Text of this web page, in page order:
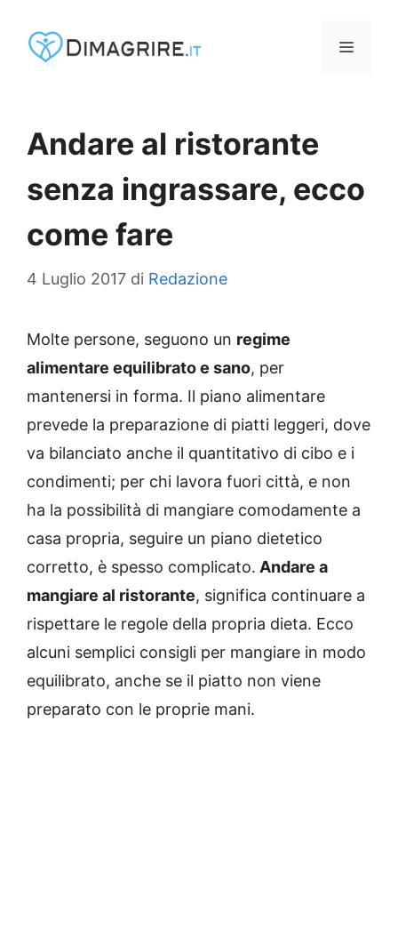
MENU
Andare al ristorante
senza ingrassare, ecco
come fare
4 Luglio 2017 di Redazione
Molte persone, seguono un regime
alimentare equilibrato e sano, per
mantenersi in forma. Il piano alimentare
prevede la preparazione di piatti leggeri, dove
va bilanciato anche il quantitativo di cibo e i
condimenti; per chi lavora fuori città, e non
ha la possibilità di mangiare comodamente a
casa propria, seguire un piano dietetico
corretto, è spesso complicato. Andare a
mangiare al ristorante, significa continuare a
rispettare le regole della propria dieta. Ecco
alcuni semplici consigli per mangiare in modo
equilibrato, anche se il piatto non viene
preparato con le proprie mani.